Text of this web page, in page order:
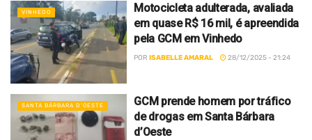
VINHEDO
Motocicleta adulterada, avaliada
em quase R$ 16 mil, é apreendida
pela GCM em Vinhedo
POR ISABELLE AMARAL 28/12/2025 - 21:24
SANTA BÁRBARA D’OESTE
GCM prende homem por tráfico
de drogas em Santa Bárbara
d’Oeste